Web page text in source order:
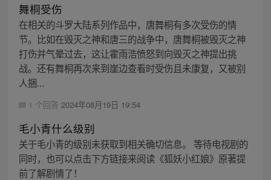
舞桐受伤
在相关的斗罗大陆系列作品中，唐舞桐有多次受伤的情
节。比如在毁灭之神和唐三的战争中，唐舞桐被毁灭之神
打伤并气晕过去，这让霍雨浩愤怒到向毁灭之神提出挑
战。还有舞桐再次来到崖边查看时受伤且未康复，又被别
人捆...
1 个回答 2024年08月19日 19:54
毛小青什么级别
关于毛小青的级别未获取到相关确切信息。 等待电视剧的
同时，也可以点击下方链接来阅读《狐妖小红娘》原著提
前了解剧情了！